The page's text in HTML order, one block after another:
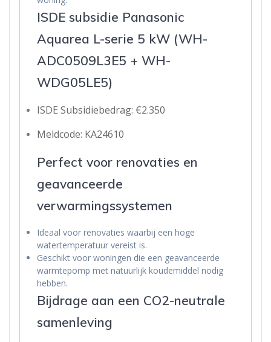
ISDE subsidie Panasonic
Aquarea L-serie 5 kW (WH-
ADC0509L3E5 + WH-
WDG05LE5)
ISDE Subsidiebedrag: €2.350
Meldcode: KA24610
Perfect voor renovaties en
geavanceerde
verwarmingssystemen
Ideaal voor renovaties waarbij een hoge
watertemperatuur vereist is.
Geschikt voor woningen die een geavanceerde
warmtepomp met natuurlijk koudemiddel nodig
hebben.
Bijdrage aan een CO2-neutrale
samenleving